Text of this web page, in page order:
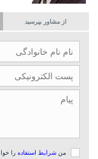
از مشاور بپرسید
من شرایط استفاده را